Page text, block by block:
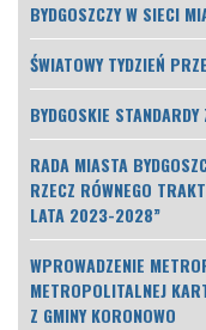
BYDGOSZCZY W SIECI
ŚWIATOWY TYDZIEŃ
BYDGOSKIE
RADA MIASTA
RZECZ RÓWNEGO
LATA 2023-2028”
WPROWADZENIE
METROPOLITALNEJ
Z GMINY KORONOWO